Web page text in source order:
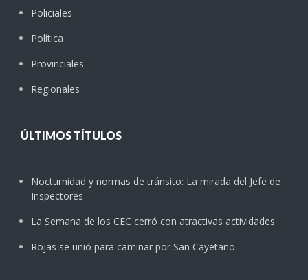
Policiales
Política
Provinciales
Regionales
ÚLTIMOS TÍTULOS
Nocturnidad y normas de tránsito: La mirada del Jefe de
Inspectores
La Semana de los CEC cerró con atractivas actividades
Rojas se unió para caminar por San Cayetano